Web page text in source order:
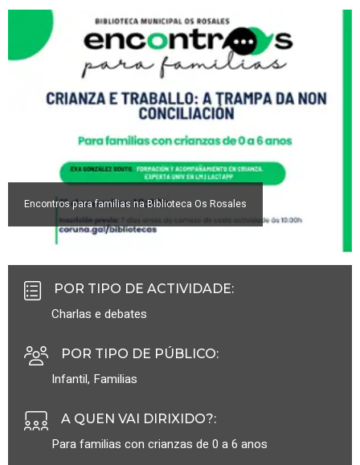
Encontros para familias na Biblioteca Os Rosales
POR TIPO DE ACTIVIDADE:
Charlas e debates
POR TIPO DE PÚBLICO:
Infantil, Familias
A QUEN VAI DIRIXIDO?:
Para familias con crianzas de 0 a 6 anos